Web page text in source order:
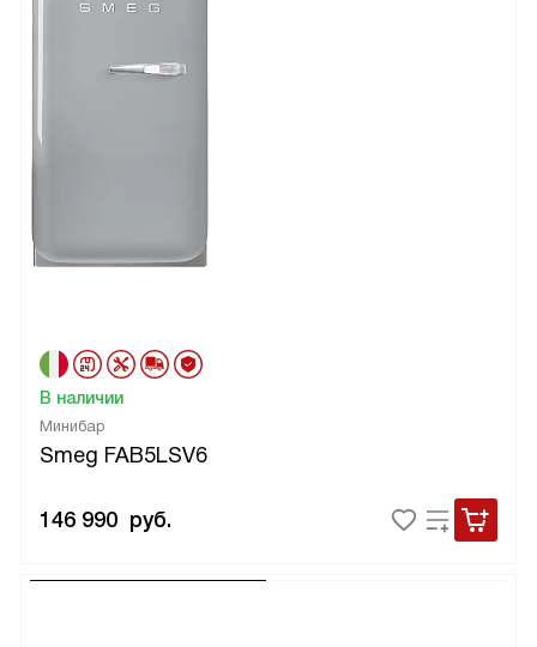
Минибар
Smeg FAB5LSV6
В наличии
146 990 руб.